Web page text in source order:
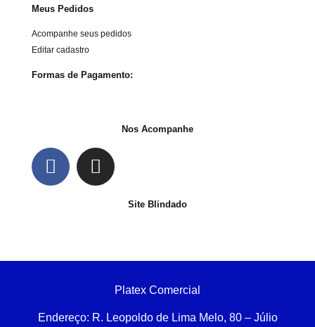
Meus Pedidos
Acompanhe seus pedidos
Editar cadastro
Formas de Pagamento:
Nos Acompanhe
Site Blindado
Platex Comercial
Endereço: R. Leopoldo de Lima Melo, 80 – Júlio